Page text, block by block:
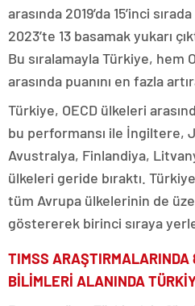
arasında 2019’da 15’inci
2023’te 13 basamak yukarı
Bu sıralamayla Türkiye, hem
arasında puanını en fazla
Türkiye, OECD ülkeleri
bu performansı ile İngiltere,
Avustralya, Finlandiya,
ülkeleri geride bıraktı.
tüm Avrupa ülkelerinin de
göstererek birinci sıraya
TIMSS ARAŞTIRMALARINDA
BİLİMLERİ ALANINDA